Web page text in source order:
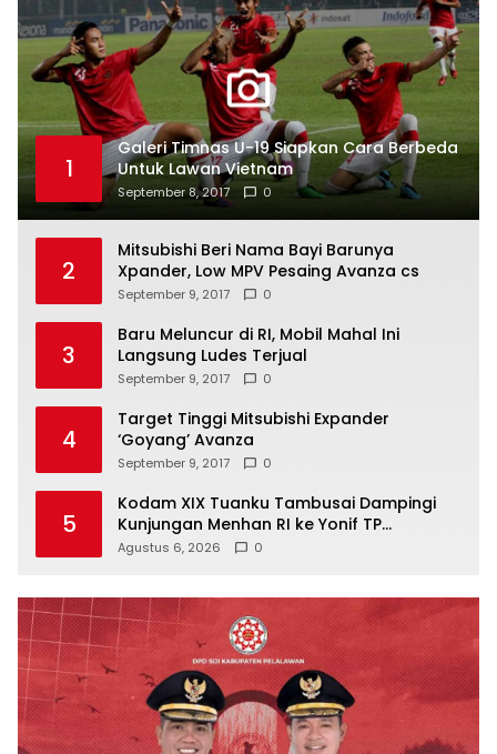
1
Galeri Timnas U-19 Siapkan Cara Berbeda
Untuk Lawan Vietnam
September 8, 2017 0
2
Mitsubishi Beri Nama Bayi Barunya
Xpander, Low MPV Pesaing Avanza cs
September 9, 2017 0
3
Baru Meluncur di RI, Mobil Mahal Ini
Langsung Ludes Terjual
September 9, 2017 0
4
Target Tinggi Mitsubishi Expander
‘Goyang’ Avanza
September 9, 2017 0
5
Kodam XIX Tuanku Tambusai Dampingi
Kunjungan Menhan RI ke Yonif TP
952/Imam Bulqin, Perkuat Pembangunan
Agustus 6, 2026 0